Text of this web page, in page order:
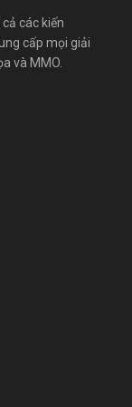
các kiến
cấp mọi giải
và MMO.